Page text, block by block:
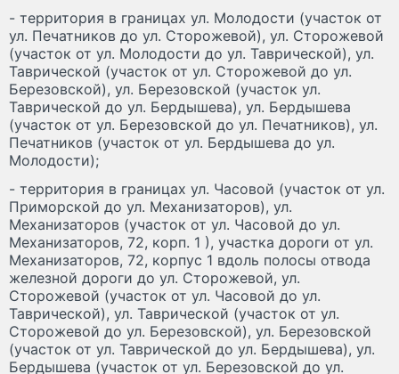
- территория в границах ул. Молодости (участок от
ул. Печатников до ул. Сторожевой), ул. Сторожевой
(участок от ул. Молодости до ул. Таврической), ул.
Таврической (участок от ул. Сторожевой до ул.
Березовской), ул. Березовской (участок ул.
Таврической до ул. Бердышева), ул. Бердышева
(участок от ул. Березовской до ул. Печатников), ул.
Печатников (участок от ул. Бердышева до ул.
Молодости);
- территория в границах ул. Часовой (участок от ул.
Приморской до ул. Механизаторов), ул.
Механизаторов (участок от ул. Часовой до ул.
Механизаторов, 72, корп. 1 ), участка дороги от ул.
Механизаторов, 72, корпус 1 вдоль полосы отвода
железной дороги до ул. Сторожевой, ул.
Сторожевой (участок от ул. Часовой до ул.
Таврической), ул. Таврической (участок от ул.
Сторожевой до ул. Березовской), ул. Березовской
(участок от ул. Таврической до ул. Бердышева), ул.
Бердышева (участок от ул. Березовской до ул.